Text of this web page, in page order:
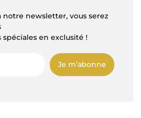
notre newsletter, vous serez
en exclusité !
Je m’abonne